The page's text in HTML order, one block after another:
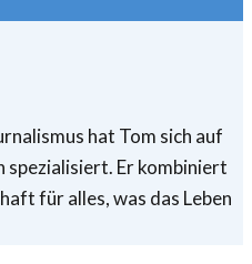
hat Tom sich auf
spezialisiert. Er kombiniert
für alles, was das Leben